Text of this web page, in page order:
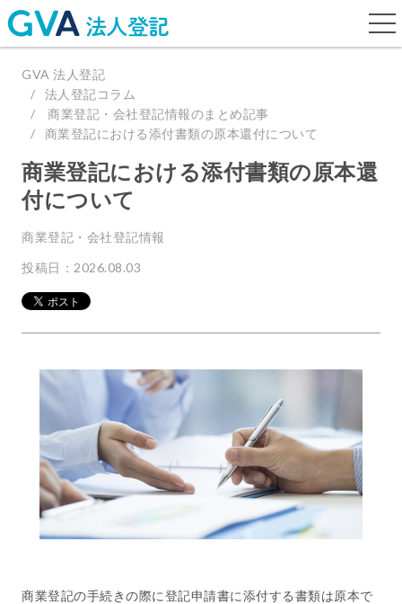
GVA 法人登記
法人登記コラム
商業登記・会社登記情報のまとめ記事
商業登記における添付書類の原本還付について
商業登記における添付書類の原本還
付について
商業登記・会社登記情報
投稿日：2026.08.03
商業登記の手続きの際に登記申請書に添付する書類は原本で